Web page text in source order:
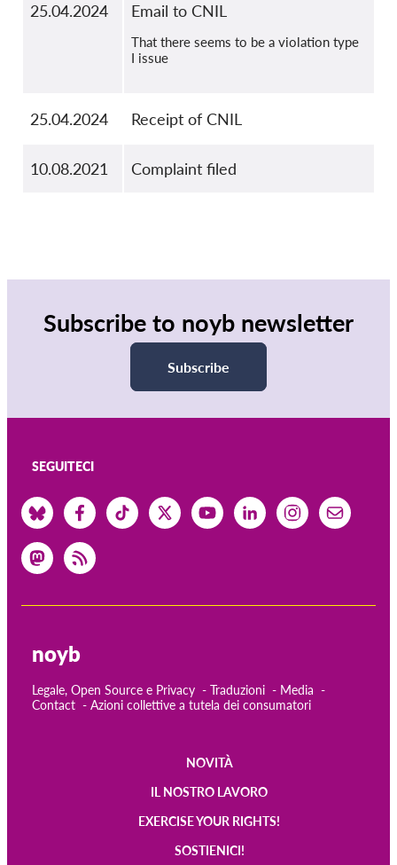
25.04.2024 Email to CNIL
That there seems to be a violation type
I issue
25.04.2024 Receipt of CNIL
10.08.2021 Complaint filed
Subscribe to noyb newsletter
Subscribe
SEGUITECI
noyb
Legale, Open Source e Privacy Traduzioni
Media
Contact
Azioni collettive a tutela dei consumatori
NOVITÀ
IL NOSTRO LAVORO
EXERCISE YOUR RIGHTS!
SOSTIENICI!